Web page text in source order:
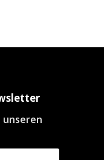
unseren